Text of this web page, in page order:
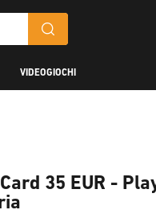
VIDEOGIOCHI
35 EUR -